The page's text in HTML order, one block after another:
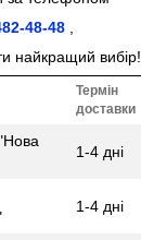
48-48 ,
найкращий вибір!
Термін
доставки
1-4 дні
1-4 дні